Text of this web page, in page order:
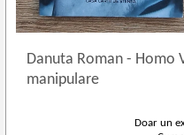
Danuta Roman- Homo
manipulare
Doar un